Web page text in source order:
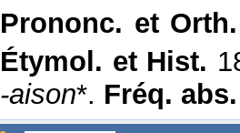
Prononc. et
Étymol. et Hist.
-aison*. Fréq.